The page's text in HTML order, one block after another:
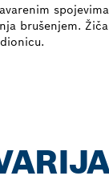
brušenjem.